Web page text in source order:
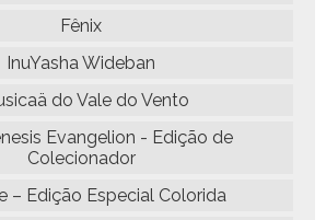
Fênix
InuYasha Wideban
do Vale do Vento
Evangelion - Edição de
Colecionador
– Edição Especial Colorida